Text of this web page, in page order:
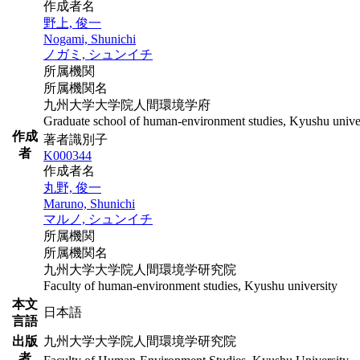
作成
者
作成者名
野上, 俊一
Nogami, Shunichi
ノガミ, シュンイチ
所属機関
所属機関名
九州大学大学院人間環境学府
Graduate school of human-environment studies, Kyushu
著者識別子
K000344
作成者名
丸野, 俊一
Maruno, Shunichi
マルノ, シュンイチ
所属機関
所属機関名
九州大学大学院人間環境学研究院
Faculty of human-environment studies, Kyushu university
本文
言語
日本語
出版 九州大学大学院人間環境学研究院